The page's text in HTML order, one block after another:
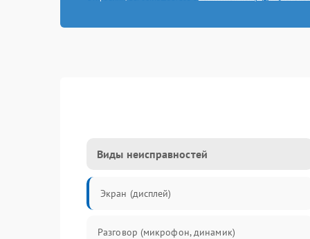
Виды неисправностей
Экран (дисплей)
Разговор (микрофон, динамик)